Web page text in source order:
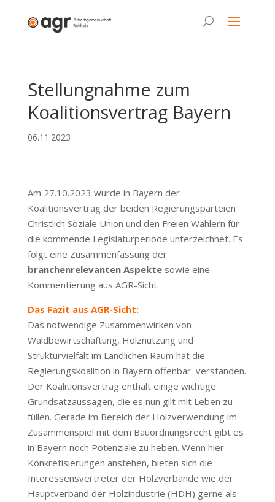
Stellungnahme zum
Koalitionsvertrag Bayern
06.11.2023
Am 27.10.2023 wurde in Bayern der
Koalitionsvertrag der beiden Regierungsparteien
Christlich Soziale Union und den Freien Wählern für
die kommende Legislaturperiode unterzeichnet. Es
folgt eine Zusammenfassung der
branchenrelevanten Aspektesowie eine
Kommentierung aus AGR-Sicht.
Das Fazit aus AGR-Sicht:
Das notwendige Zusammenwirken von
Waldbewirtschaftung, Holznutzung und
Strukturvielfalt im Ländlichen Raum hat die
Regierungskoalition in Bayern offenbar verstanden.
Der Koalitionsvertrag enthält einige wichtige
Grundsatzaussagen, die es nun gilt mit Leben zu
füllen. Gerade im Bereich der Holzverwendung im
Zusammenspiel mit dem Bauordnungsrecht gibt es
in Bayern noch Potenziale zu heben. Wenn hier
Konkretisierungen anstehen, bieten sich die
Interessensvertreter der Holzverbände wie der
Hauptverband der Holzindustrie (HDH) gerne als